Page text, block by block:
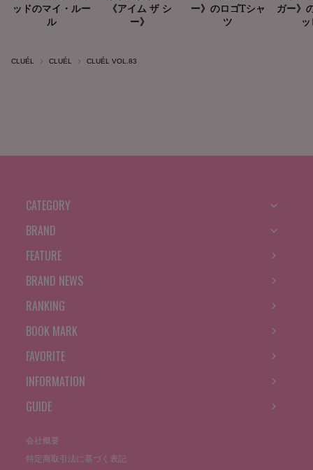
CLUÉL CLUÉL CLUÉL VOL.83
CATEGORY
BRAND
FEATURE
BRAND NEWS
RANKING
BOOK MARK
FAVORITE
INFORMATION
GUIDE
会社概要
特定商取引法に基づく表記